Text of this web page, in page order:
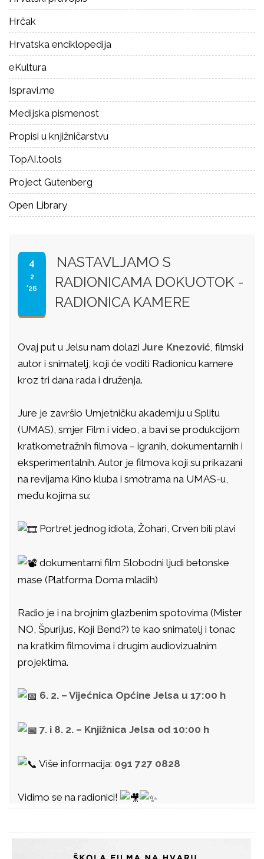
Hrčak
Hrvatska enciklopedija
eKultura
Ispravi.me
Medijska pismenost
Propisi u knjižničarstvu
TopAI.tools
Project Gutenberg
Open Library
4
2
'26
NASTAVLJAMO S
RADIONICAMA DOKUOTOK -
RADIONICA KAMERE
Ovaj put u Jelsu nam dolazi Jure Knezović, filmski
autor i snimatelj, koji će voditi Radionicu kamere
kroz tri dana rada i druženja.
Jure je završio Umjetničku akademiju u Splitu
(UMAS), smjer Film i video, a bavi se produkcijom
kratkometražnih filmova – igranih, dokumentarnih i
eksperimentalnih. Autor je filmova koji su prikazani
na revijama Kino kluba i smotrama na UMAS-u,
među kojima su:
Portret jednog idiota, Žohari, Crven bili plavi
dokumentarni film Slobodni ljudi betonske
mase (Platforma Doma mladih)
Radio je i na brojnim glazbenim spotovima (Mister
NO, Špurijus, Koji Bend?) te kao snimatelj i tonac
na kratkim filmovima i drugim audiovizualnim
projektima.
6. 2. – Vijećnica Općine Jelsa u 17:00 h
7. i 8. 2. – Knjižnica Jelsa od 10:00 h
Više informacija: 091 727 0828
Vidimo se na radionici!